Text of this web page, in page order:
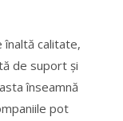
înaltă calitate,
de suport și
înseamnă
pot